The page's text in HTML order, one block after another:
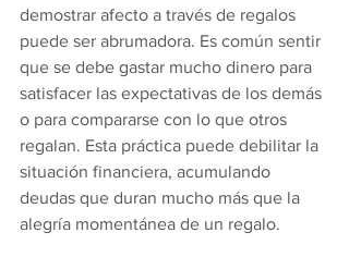
demostrar afecto a través de regalos
puede ser abrumadora. Es común sentir
que se debe gastar mucho dinero para
satisfacer las expectativas de los demás
o para compararse con lo que otros
regalan. Esta práctica puede debilitar la
situación financiera, acumulando
deudas que duran mucho más que la
alegría momentánea de un regalo.